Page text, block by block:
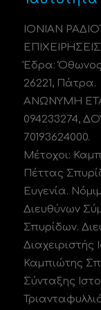
ΙΟΝΙΑΝ
Έδρα: Όθωνος
26221, Πάτρα.
ΑΝΩΝΥΜΗ
094233274,
70193624000.
Μέτοχοι:
Πέττας
Ευγενία.
Διευθύνων
Σπυρίδων.
Διαχειριστής
Καμπιώτης
Σύνταξης